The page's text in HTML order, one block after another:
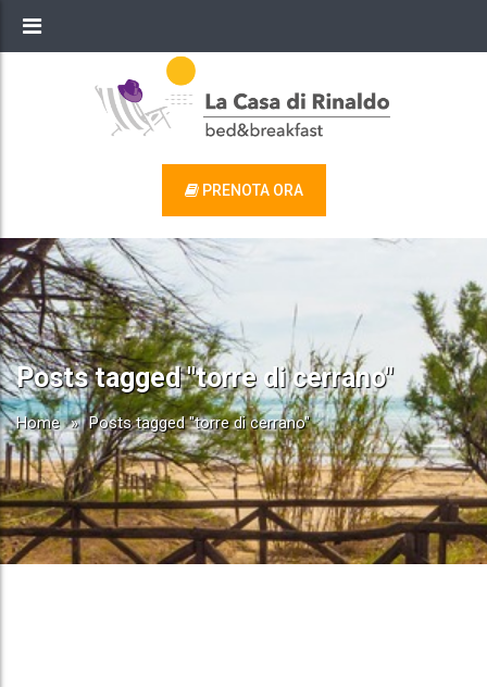
PRENOTA ORA
Posts tagged "torre di cerrano"
Home » Posts tagged "torre di cerrano"